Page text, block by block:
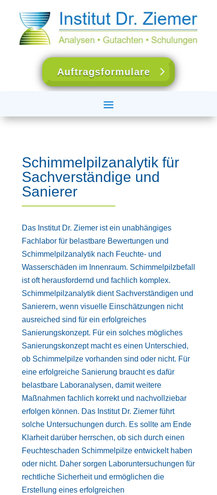
Auftragsformulare
Schimmelpilzanalytik für
Sachverständige und
Sanierer
Das Institut Dr. Ziemer ist ein unabhängiges
Fachlabor für belastbare Bewertungen und
Schimmelpilzanalytik nach Feuchte- und
Wasserschäden im Innenraum. Schimmelpilzbefall
ist oft herausfordernd und fachlich komplex.
Schimmelpilzanalytik dient Sachverständigen und
Sanierern, wenn visuelle Einschätzungen nicht
ausreiched sind für ein erfolgreiches
Sanierungskonzept. Für ein solches mögliches
Sanierungskonzept macht es einen Unterschied,
ob Schimmelpilze vorhanden sind oder nicht. Für
eine erfolgreiche Sanierung braucht es dafür
belastbare Laboranalysen, damit weitere
Maßnahmen fachlich korrekt und nachvollziebar
erfolgen können. Das Institut Dr. Ziemer führt
solche Untersuchungen durch. Es sollte am Ende
Klarheit darüber herrschen, ob sich durch einen
Feuchteschaden Schimmelpilze entwickelt haben
oder nicht. Daher sorgen Laboruntersuchungen für
rechtliche Sicherheit und ermöglichen die
Erstellung eines erfolgreichen